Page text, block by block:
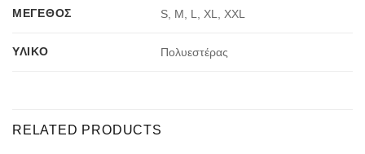
ΜΈΓΕΘΟΣ S, M, L, XL, XXL
ΥΛΙΚΌ Πολυεστέρας
RELATED PRODUCTS